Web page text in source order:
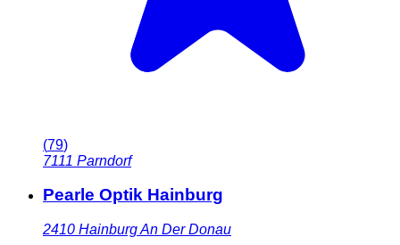
(79)
7111 Parndorf
Pearle Optik Hainburg
2410 Hainburg An Der Donau